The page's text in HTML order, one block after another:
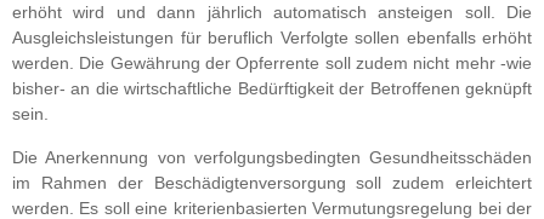
erhöht wird und dann jährlich automatisch ansteigen soll. Die
Ausgleichsleistungen für beruflich Verfolgte sollen ebenfalls erhöht
werden. Die Gewährung der Opferrente soll zudem nicht mehr -wie
bisher- an die wirtschaftliche Bedürftigkeit der Betroffenen geknüpft
sein.
Die Anerkennung von verfolgungsbedingten Gesundheitsschäden
im Rahmen der Beschädigtenversorgung soll zudem erleichtert
werden. Es soll eine kriterienbasierten Vermutungsregelung bei der